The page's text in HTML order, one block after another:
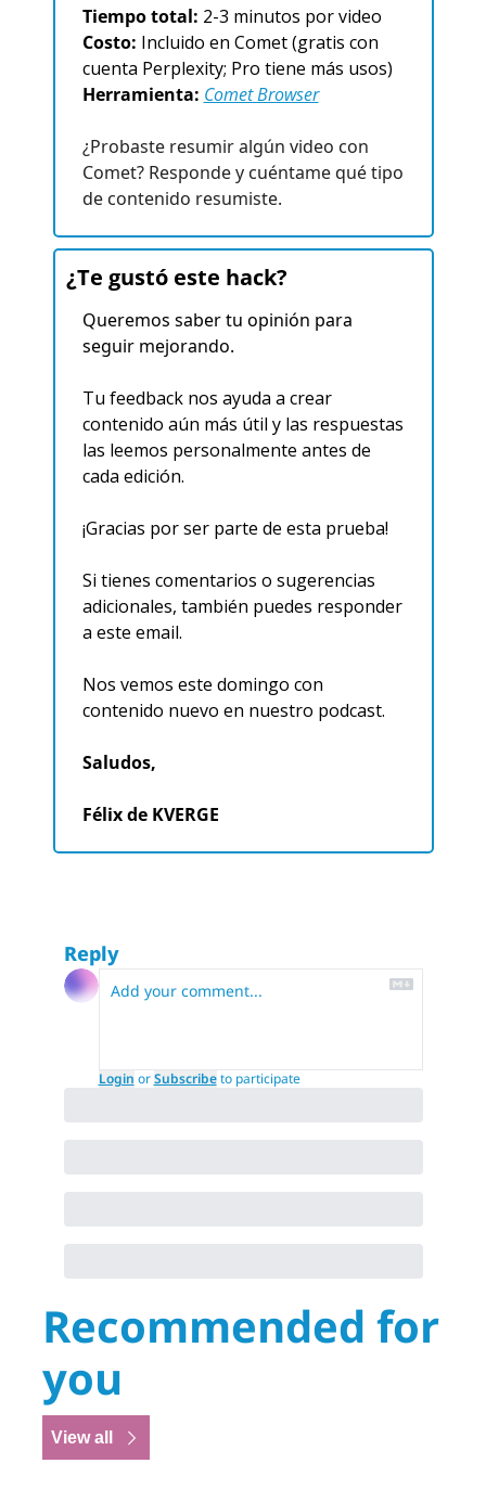
Tiempo total: 2-3 minutos por video
Costo: Incluido en Comet (gratis con
cuenta Perplexity; Pro tiene más usos)​
Herramienta: Comet Browser
¿Probaste resumir algún video con
Comet? Responde y cuéntame qué tipo
de contenido resumiste.
¿Te gustó este hack?
Queremos saber tu opinión para
seguir mejorando.
Tu feedback nos ayuda a crear
contenido aún más útil y las respuestas
las leemos personalmente antes de
cada edición.
¡Gracias por ser parte de esta prueba!
Si tienes comentarios o sugerencias
adicionales, también puedes responder
a este email.
Nos vemos este domingo con
contenido nuevo en nuestro podcast.
Saludos,
Félix de KVERGE
Reply
Login or Subscribe to participate
Recommended for
you
View all